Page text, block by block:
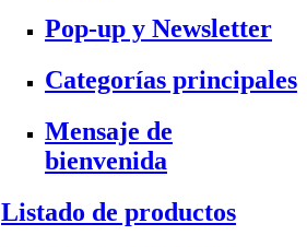
Pop-up y Newsletter
Categorías principales
Mensaje de
bienvenida
Listado de productos